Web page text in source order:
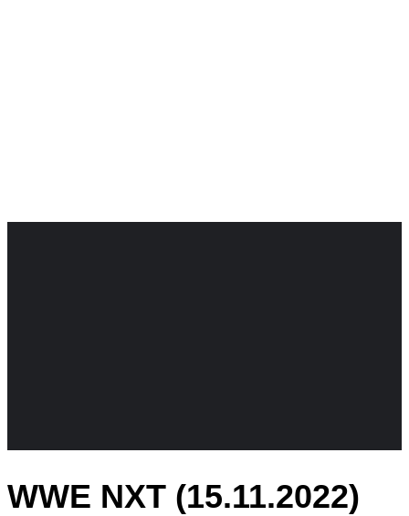
WWE NXT (15.11.2022)